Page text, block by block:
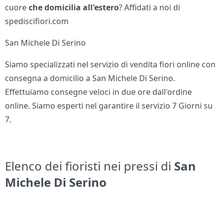
cuoreche domicilia all'estero? Affidati a noi di
spediscifiori.com
San Michele Di Serino
Siamo specializzati nel servizio di vendita fiori online con
consegna a domicilio a San Michele Di Serino.
Effettuiamo consegne veloci in due ore dall'ordine
online. Siamo esperti nel garantire il servizio 7 Giorni su
7.
Elenco dei fioristi nei pressi di San
Michele Di Serino